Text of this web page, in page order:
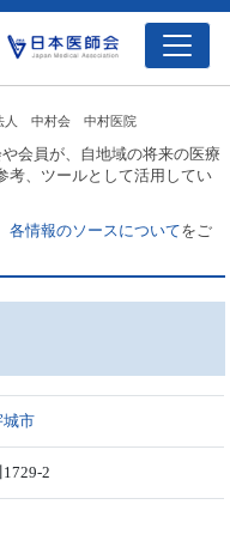
人 中村会 中村医院
会員が、自地域の将来の医療
考、ツールとして活用してい
各情報のソースについてをご
城市
2